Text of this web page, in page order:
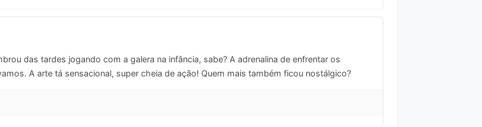
das tardes jogando com a galera na infância, sabe? A adrenalina de enfrentar os
A arte tá sensacional, super cheia de ação! Quem mais também ficou nostálgico?